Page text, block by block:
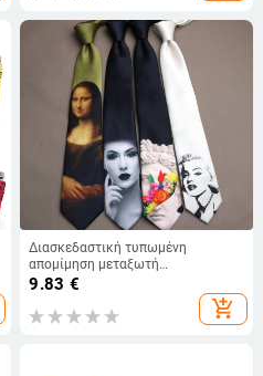
Διασκεδαστική τυπωμένη
απομίμηση μεταξωτή
καλλιτεχνική γραβάτα για άνδρες,
ευέλικτη μοντέρνα casual Yuppie
μαύρη μπλε δεμένη γραβάτα
9.83 €
add_shopping_cart